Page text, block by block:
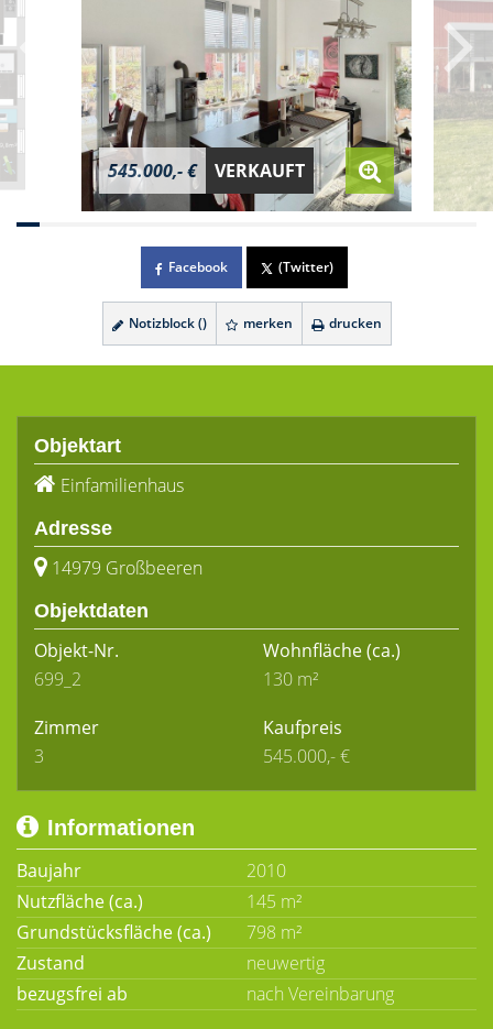
545.000,- € VERKAUFT
Facebook (Twitter)
Notizblock () merken drucken
Objektart
Einfamilienhaus
Adresse
14979 Großbeeren
Objektdaten
Objekt-Nr.
699_2
Wohnfläche(ca.)
130 m²
Zimmer
3
Kaufpreis
545.000,- €
Informationen
Baujahr
2010
Nutzfläche (ca.)
145 m²
Grundstücksfläche (ca.)
798 m²
Zustand
neuwertig
bezugsfrei ab
nach Vereinbarung